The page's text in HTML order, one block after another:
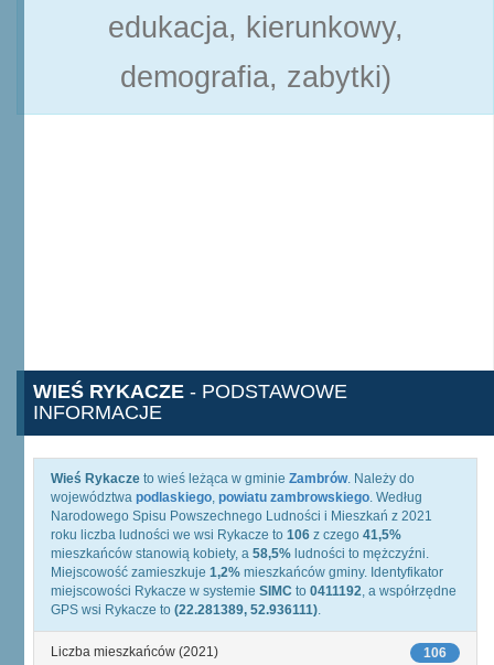
edukacja, kierunkowy,
demografia, zabytki)
WIEŚ RYKACZE - PODSTAWOWE
INFORMACJE
Wieś Rykacze to wieś leżąca w gminie Zambrów. Należy do
województwa podlaskiego, powiatu zambrowskiego. Według
Narodowego Spisu Powszechnego Ludności i Mieszkań z 2021
roku liczba ludności we wsi Rykacze to 106 z czego 41,5%
mieszkańców stanowią kobiety, a 58,5% ludności to mężczyźni.
Miejscowość zamieszkuje 1,2% mieszkańców gminy. Identyfikator
miejscowości Rykacze w systemie SIMC to 0411192, a współrzędne
GPS wsi Rykacze to (22.281389, 52.936111).
106
Liczba mieszkańców (2021)